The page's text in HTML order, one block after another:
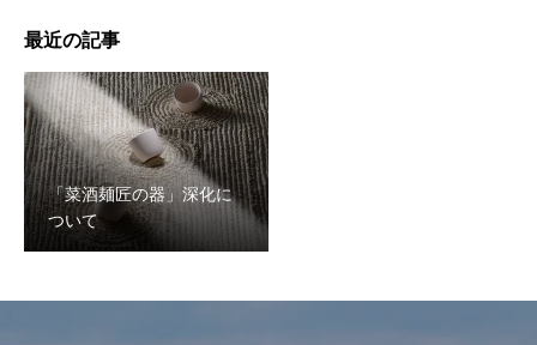
最近の記事
「菜酒麺匠の器」深化に
ついて